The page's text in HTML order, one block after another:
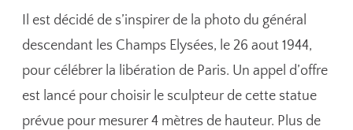
Il est décidé de s’inspirer de la photo du général
descendant les Champs Elysées, le 26 aout 1944,
pour célébrer la libération de Paris. Un appel d’offre
est lancé pour choisir le sculpteur de cette statue
prévue pour mesurer 4 mètres de hauteur. Plus de